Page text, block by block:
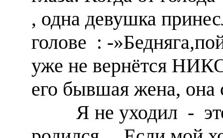
, одна девушка
голове : -
уже не вернётся
его бывшая жена, она
Я не уходил - это